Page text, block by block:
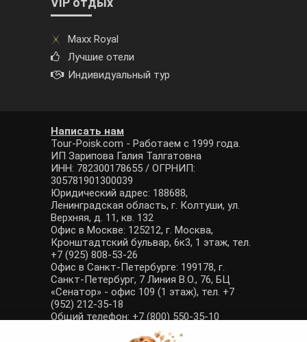
Maxx Royal
Лучшие отели
Индивидуальный тур
Написать нам
Tour-Poisk.com - Работаем с 1999 года.
ИП Зарипова Галия Талгатовна
ИНН: 782300178655 / ОГРНИП:
305781901300039
Юридический адрес: 188688,
Ленинградская область, г. Колтуши, ул.
Верхняя, д. 11, кв. 132
Офис в Москве: 125212, г. Москва,
Кронштадтский бульвар, 6к3, 1 этаж, тел.
+7 (925) 808-53-26
Офис в Санкт-Петербурге: 199178, г.
Санкт-Петербург, 7 Линия В.О., 76, БЦ
«Сенатор» - офис 109 (1 этаж), тел. +7
(952) 212-35-18
Общий телефон: +7 (800) 550-35-10
E-mail: manager@tour-poisk.com (общие